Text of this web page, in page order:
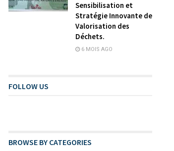
Sensibilisation et
Stratégie Innovante de
Valorisation des
Déchets.
6 MOIS AGO
FOLLOW US
BROWSE BY CATEGORIES